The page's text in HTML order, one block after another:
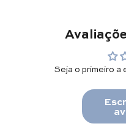
Seja o primeiro a